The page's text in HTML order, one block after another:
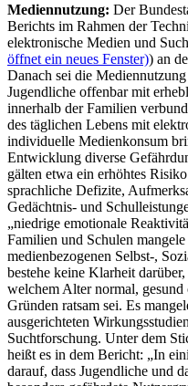
Mediennutzung: Der
Berichts im Rahmen der
elektronische Medien und
öffnet ein neues Fenster)) an
Danach sei die
Jugendliche offenbar mit
innerhalb der Familien
des täglichen Lebens mit
individuelle Medienkonsum
Entwicklung diverse
gälten etwa ein erhöhtes
sprachliche Defizite,
Gedächtnis- und
„niedrige emotionale
Familien und Schulen
medienbezogenen Selbst-,
bestehe keine Klarheit
welchem Alter normal, gesund
Gründen ratsam sei. Es
ausgerichteten
Suchtforschung. Unter dem
heißt es in dem Bericht: „In
darauf, dass Jugendliche und